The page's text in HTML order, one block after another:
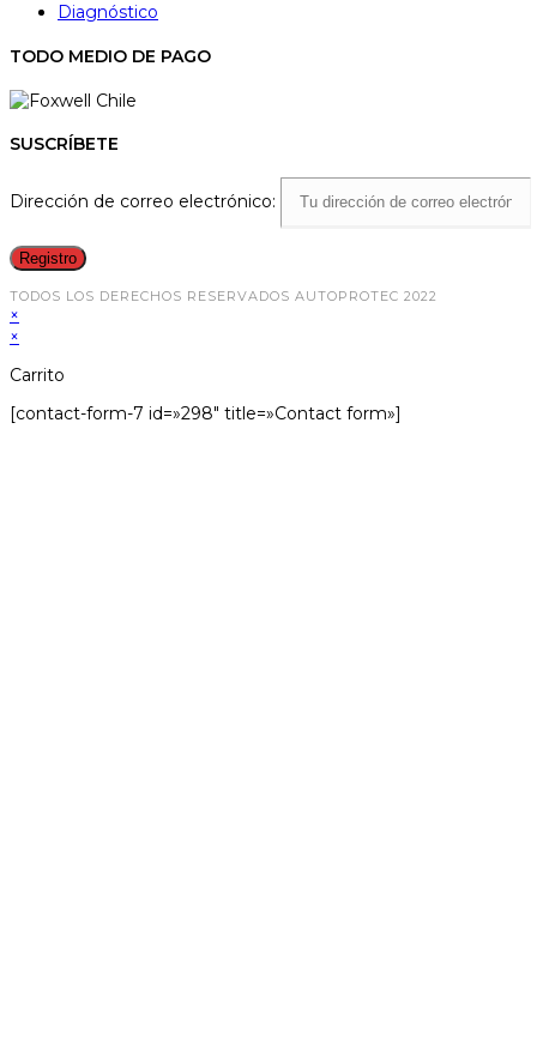
Diagnóstico
TODO MEDIO DE PAGO
SUSCRÍBETE
Dirección de correo electrónico:
TODOS LOS DERECHOS RESERVADOS AUTOPROTEC 2022
×
×
Carrito
[contact-form-7 id=»298″ title=»Contact form»]